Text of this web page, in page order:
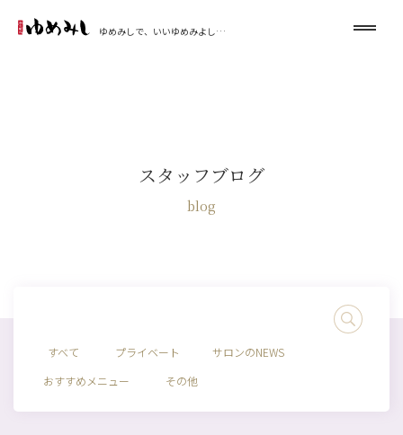
ゆめみしで、いいゆめみよし…
スタッフブログ
blog
すべて プライベート
サロンのNEWS
おすすめメニュー
その他